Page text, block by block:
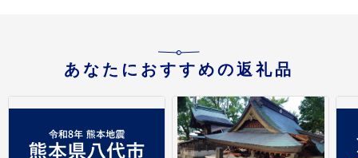
あなたにおすすめの返礼品